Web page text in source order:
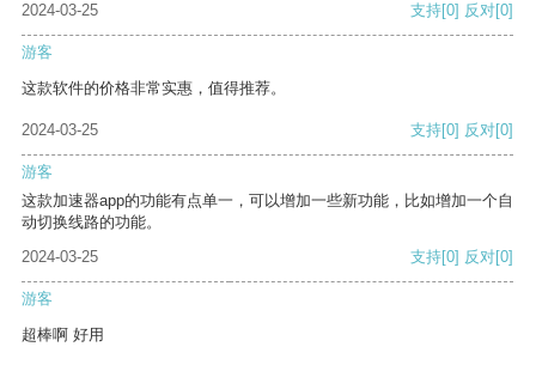
2024-03-25
支持[0] 反对[0]
游客
这款软件的价格非常实惠，值得推荐。
2024-03-25 支持[0] 反对[0]
游客
这款加速器app的功能有点单一，可以增加一些新功能，比如增加一个自
动切换线路的功能。
2024-03-25
支持[0] 反对[0]
游客
超棒啊 好用